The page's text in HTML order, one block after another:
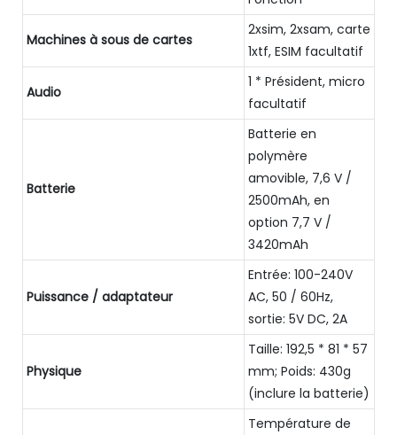
Machines à sous de cartes
2xsim, 2xsam, carte
1xtf, ESIM facultatif
Audio
1 * Président, micro
facultatif
Batterie
Batterie en
polymère
amovible, 7,6 V /
2500mAh, en
option 7,7 V /
3420mAh
Puissance / adaptateur
Entrée: 100-240V
AC, 50 / 60Hz,
sortie: 5V DC, 2A
Physique
Taille: 192,5 * 81 * 57
mm; Poids: 430g
(inclure la batterie)
Température de